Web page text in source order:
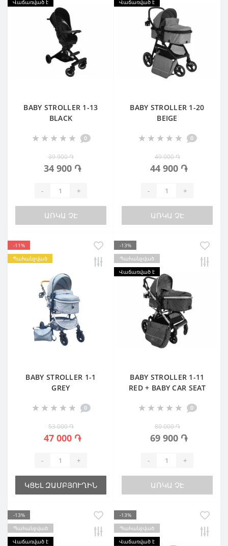
Վաճառված է
BABY STROLLER 1-13
BLACK
0
39 900 ֏
34 900 ֏
- +
ԱՌԿԱ ՉԷ
Վաճառված է
BABY STROLLER 1-20
BEIGE
0
49 900 ֏
44 900 ֏
- +
ԱՌԿԱ ՉԷ
-11%
Պահանջված
BABY STROLLER 1-1
GREY
0
53 000 ֏
47 000 ֏
- +
ԿՑԵԼ ԶԱՄԲՅՈՒՂԻՆ
-13%
Պահանջված
Վաճառված է
BABY STROLLER 1-11
RED + BABY CAR SEAT
0
80 000 ֏
69 900 ֏
- +
ԱՌԿԱ ՉԷ
-13%
Պահանջված
Վաճառված է
-13%
Պահանջված
Վաճառված է